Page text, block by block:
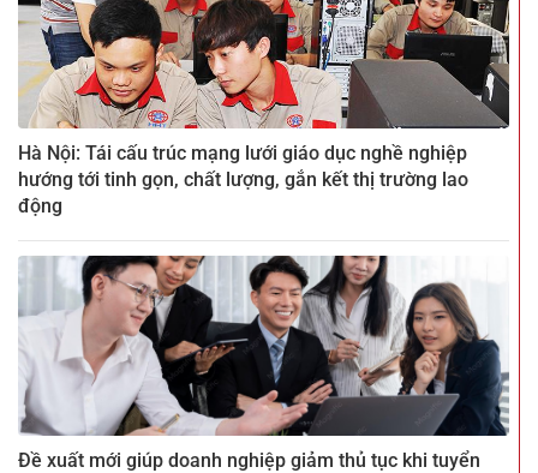
Hà Nội: Tái cấu trúc mạng lưới giáo dục nghề nghiệp
hướng tới tinh gọn, chất lượng, gắn kết thị trường lao
động
Đề xuất mới giúp doanh nghiệp giảm thủ tục khi tuyển